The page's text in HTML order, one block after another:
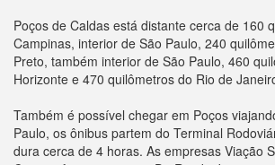
Poços de Caldas está distante cerca de 160
Campinas, interior de São Paulo, 240
Preto, também interior de São Paulo, 460
Horizonte e 470 quilômetros do Rio de
Também é possível chegar em Poços
Paulo, os ônibus partem do Terminal
dura cerca de 4 horas. As empresas Viação